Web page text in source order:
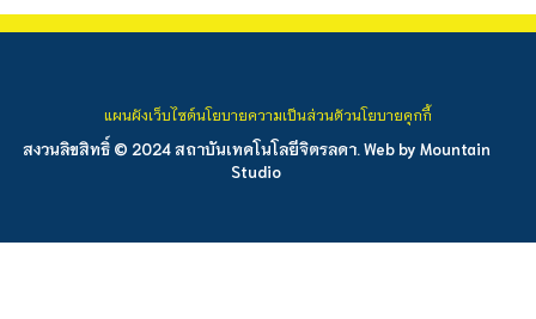
สงวนลิขสิทธิ์ © 2024 สถาบันเทคโนโลยีจิตรลดา. Web by Mountain
Studio
แผนผังเว็บไซต์นโยบายความเป็นส่วนตัวนโยบายคุกกี้